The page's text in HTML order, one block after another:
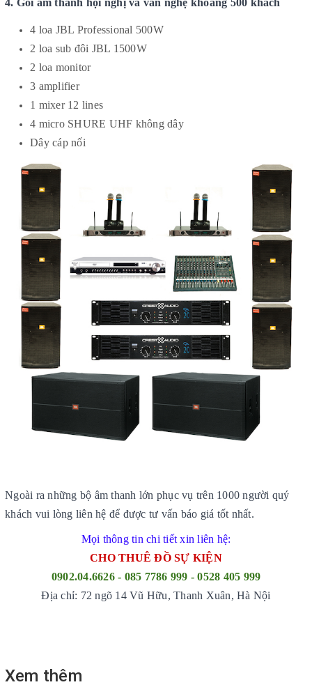
4 loa JBL Professional 500W
2 loa sub đôi JBL 1500W
2 loa monitor
3 amplifier
1 mixer 12 lines
4 micro SHURE UHF không dây
Dây cáp nối
Ngoài ra những bộ âm thanh lớn phục vụ trên 1000 người quý
khách vui lòng liên hệ để được tư vấn báo giá tốt nhất.
Mọi thông tin chi tiết xin liên hệ:
CHO THUÊ ĐỒ SỰ KIỆN
0902.04.6626 - 085 7786 999 - 0528 405 999
Địa chỉ: 72 ngõ 14 Vũ Hữu, Thanh Xuân, Hà Nội
Xem thêm